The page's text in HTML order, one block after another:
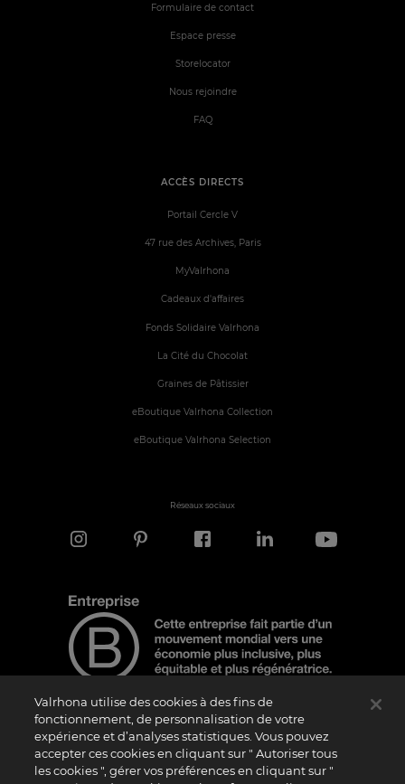
ACCÈS DIRECTS
Portail Cercle V
47 rue des Archives, Paris
MyValrhona
Cadeaux d'affaires
Fonds Solidaire Valrhona
La Cité du Chocolat
Graines de Pâtissier
eBoutique Valrhona Collection
eBoutique Valrhona Selection
Formulaire de contact
Espace presse
Storelocator
Nous rejoindre
FAQ
Réseaux sociaux
Note d'information
Le logo “Certified B Corporation” est attribué par B Lab, une organisation privée à
but non lucratif, aux entreprises qui, comme la nôtre, ont réalisé avec succès le B
Valrhona utilise des cookies à des fins de
fonctionnement, de personnalisation de votre
expérience et d’analyses statistiques. Vous pouvez
accepter ces cookies en cliquant sur " Autoriser tous
les cookies ", gérer vos préférences en cliquant sur "